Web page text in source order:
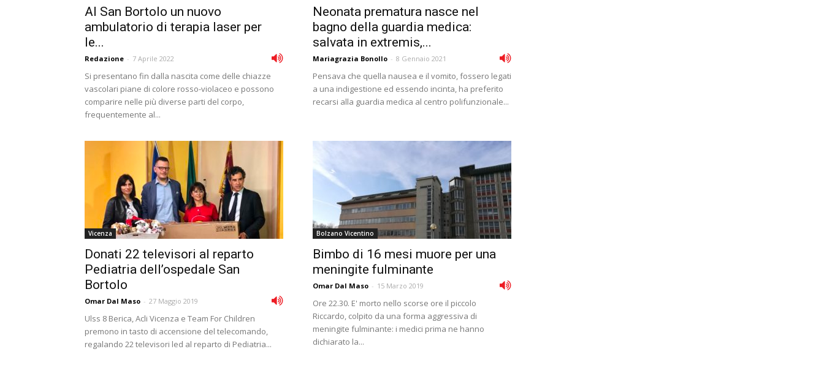
Al San Bortolo un nuovo
ambulatorio di terapia laser per
le...
Redazione - 7 Aprile 2022
Si presentano fin dalla nascita come delle chiazze
vascolari piane di colore rosso-violaceo e possono
comparire nelle più diverse parti del corpo,
frequentemente al...
Neonata prematura nasce nel
bagno della guardia medica:
salvata in extremis,...
Mariagrazia Bonollo - 8 Gennaio 2021
Pensava che quella nausea e il vomito, fossero legati
a una indigestione ed essendo incinta, ha preferito
recarsi alla guardia medica al centro polifunzionale...
Vicenza
Donati 22 televisori al reparto
Pediatria dell’ospedale San
Bortolo
Omar Dal Maso - 27 Maggio 2019
Ulss 8 Berica, Acli Vicenza e Team For Children
premono in tasto di accensione del telecomando,
regalando 22 televisori led al reparto di Pediatria...
Bolzano Vicentino
Bimbo di 16 mesi muore per una
meningite fulminante
Omar Dal Maso - 15 Marzo 2019
Ore 22.30. E' morto nello scorse ore il piccolo
Riccardo, colpito da una forma aggressiva di
meningite fulminante: i medici prima ne hanno
dichiarato la...